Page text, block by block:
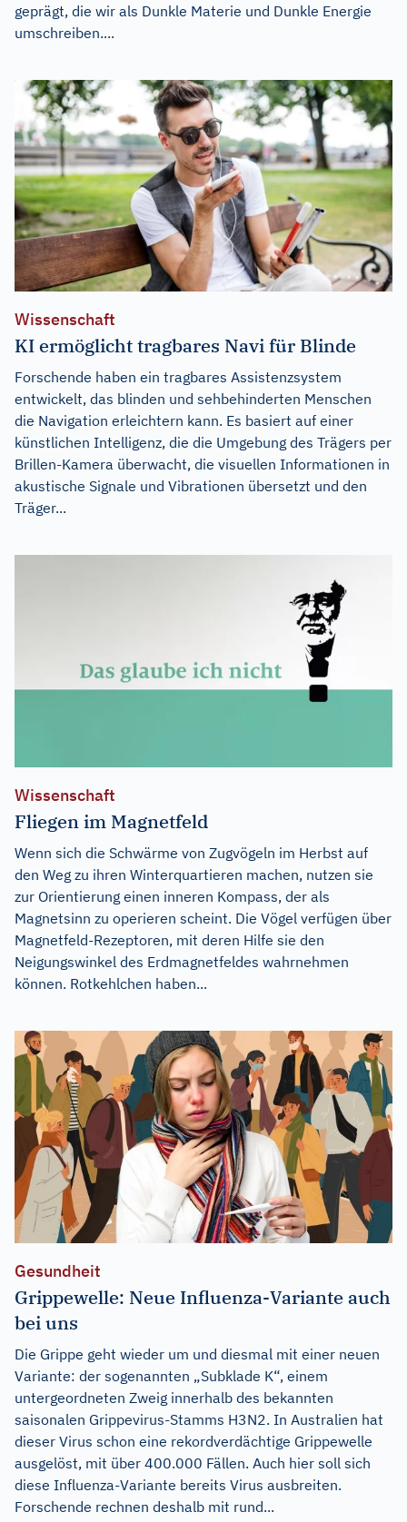
geprägt, die wir als Dunkle Materie und Dunkle Energie
umschreiben....
Wissenschaft
KI ermöglicht tragbares Navi für Blinde
Forschende haben ein tragbares Assistenzsystem
entwickelt, das blinden und sehbehinderten Menschen
die Navigation erleichtern kann. Es basiert auf einer
künstlichen Intelligenz, die die Umgebung des Trägers per
Brillen-Kamera überwacht, die visuellen Informationen in
akustische Signale und Vibrationen übersetzt und den
Träger...
Wissenschaft
Fliegen im Magnetfeld
Wenn sich die Schwärme von Zugvögeln im Herbst auf
den Weg zu ihren Winterquartieren machen, nutzen sie
zur Orientierung einen inneren Kompass, der als
Magnetsinn zu operieren scheint. Die Vögel verfügen über
Magnetfeld-Rezeptoren, mit deren Hilfe sie den
Neigungswinkel des Erdmagnetfeldes wahrnehmen
können. Rotkehlchen haben...
Gesundheit
Grippewelle: Neue Influenza-Variante auch
bei uns
Die Grippe geht wieder um und diesmal mit einer neuen
Variante: der sogenannten „Subklade K“, einem
untergeordneten Zweig innerhalb des bekannten
saisonalen Grippevirus-Stamms H3N2. In Australien hat
dieser Virus schon eine rekordverdächtige Grippewelle
ausgelöst, mit über 400.000 Fällen. Auch hier soll sich
diese Influenza-Variante bereits Virus ausbreiten.
Forschende rechnen deshalb mit rund...